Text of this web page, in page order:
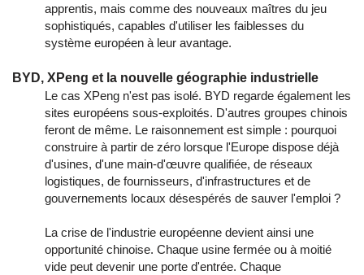
apprentis, mais comme des nouveaux maîtres du jeu
sophistiqués, capables d'utiliser les faiblesses du
système européen à leur avantage.
BYD, XPeng et la nouvelle géographie industrielle
Le cas XPeng n'est pas isolé. BYD regarde également les
sites européens sous-exploités. D'autres groupes chinois
feront de même. Le raisonnement est simple : pourquoi
construire à partir de zéro lorsque l'Europe dispose déjà
d'usines, d'une main-d'œuvre qualifiée, de réseaux
logistiques, de fournisseurs, d'infrastructures et de
gouvernements locaux désespérés de sauver l'emploi ?
La crise de l'industrie européenne devient ainsi une
opportunité chinoise. Chaque usine fermée ou à moitié
vide peut devenir une porte d'entrée. Chaque